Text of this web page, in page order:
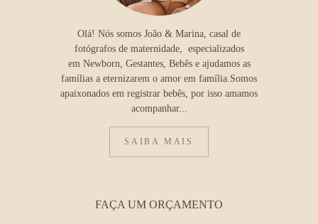
Olá! Nós somos João & Marina, casal de
fotógrafos de maternidade, especializados
em Newborn, Gestantes, Bebês e ajudamos as
famílias a eternizarem o amor em família.Somos
apaixonados em registrar bebês, por isso amamos
acompanhar...
SAIBA MAIS
FAÇA UM ORÇAMENTO